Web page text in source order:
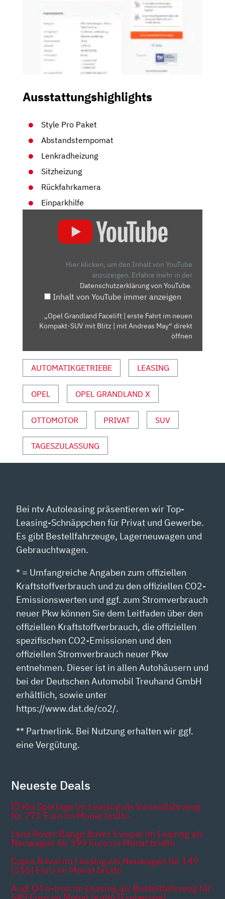
Ausstattungshighlights
Style Pro Paket
Abstandstempomat
Lenkradheizung
Sitzheizung
Rückfahrkamera
Einparkhilfe
GRANDLAND
NEUEN
KOMPAKT-
|
MIT
ANDREAS
MAY“
YOUTUBE
ANZEIGEN
Hier klicken, um den Inhalt von YouTube
anzuzeigen. Erfahre mehr in der
Datenschutzerklärung von YouTube.
Inhalt von YouTube immer anzeigen
„Opel Grandland Facelift | erste Fahrt im neuen
Kompakt-SUV mit Blitz | mit Andreas May“ direkt
öffnen
AUTOMATIKGETRIEBE LEASING
OPEL OPEL GRANDLAND X
OTTOMOTOR PRIVAT SUV
TAGESZULASSUNG
Bei ntv Autoleasing präsentieren wir Top-
Leasing-Schnäppchen für Privat und Gewerbe.
Es gibt Bestellfahrzeuge, Lagerneuwagen und
Gebrauchtwagen.
* = Umfangreiche Angaben zum offiziellen
Kraftstoffverbrauch und zu den offiziellen CO2-
Emissionswerten und ggf. zum Stromverbrauch
neuer Pkw können Sie dem Leitfaden über den
offiziellen Kraftstoffverbrauch, die offiziellen
spezifischen CO2-Emissionen und den
offiziellen Stromverbrauch neuer Pkw
entnehmen. Dieser ist in allen Autohäusern und
bei der Deutschen Automobil Treuhand GmbH
erhältlich, sowie unter
https://www.dat.de/co2/.
** Partnerlink. Bei Nutzung erhalten wir ggf.
eine Vergütung.
Neueste Deals
💥 Kia Sportage im Leasing als Vorlauffahrzeug
für 271 Euro im Monat brutto
Land Rover Range Rover Evoque im Leasing als
Neuwagen für 399 Euro im Monat brutto
Cupra Raval im Leasing als Neuwagen für 149
[316] Euro im Monat brutto
Audi Q4 e-tron im Leasing als Bestellfahrzeug für